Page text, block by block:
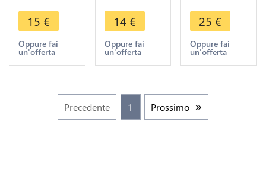
Münster 2
Millionen
Mark
Landesbank
15 €
Oppure fai
un'offerta
Schleswig 5
Mark 1918
- Make
Offer
14 €
Oppure fai
un'offerta
Ichtershausen
3 Milliarden
10
Millionen
25 €
Oppure fai
un'offerta
Precedente 1 Prossimo